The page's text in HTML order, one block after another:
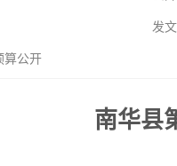
发
公开
南华县